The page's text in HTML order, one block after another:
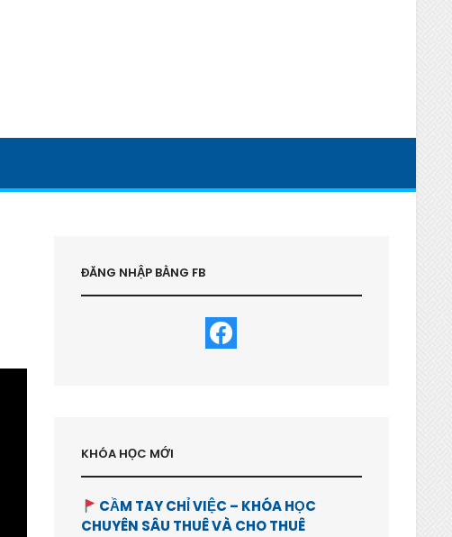
ĐĂNG NHẬP BẰNG FB
KHÓA HỌC MỚI
CẦM TAY CHỈ VIỆC – KHÓA HỌC
CHUYÊN SÂU THUÊ VÀ CHO THUÊ